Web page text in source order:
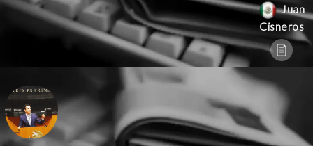
Juan
Cisneros